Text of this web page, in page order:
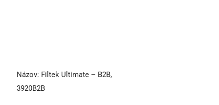
Názov: Filtek Ultimate – B2B,
3920B2B